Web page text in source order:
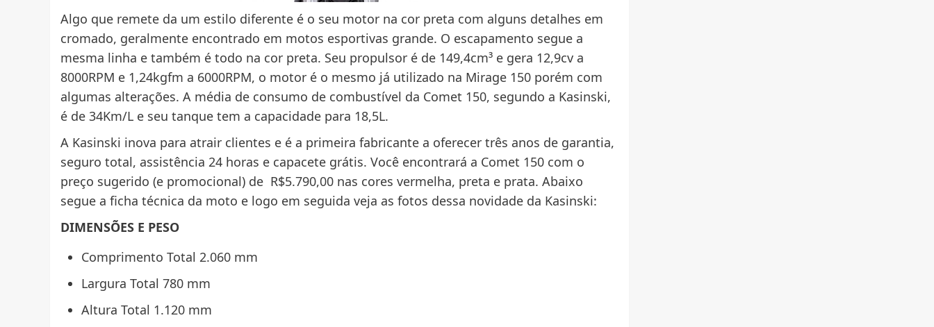
Algo que remete da um estilo diferente é o seu motor na cor preta com alguns detalhes em
cromado, geralmente encontrado em motos esportivas grande. O escapamento segue a
mesma linha e também é todo na cor preta. Seu propulsor é de 149,4cm³ e gera 12,9cv a
8000RPM e 1,24kgfm a 6000RPM, o motor é o mesmo já utilizado na Mirage 150 porém com
algumas alterações. A média de consumo de combustível da Comet 150, segundo a Kasinski,
é de 34Km/L e seu tanque tem a capacidade para 18,5L.
A Kasinski inova para atrair clientes e é a primeira fabricante a oferecer três anos de garantia,
seguro total, assistência 24 horas e capacete grátis. Você encontrará a Comet 150 com o
preço sugerido (e promocional) de R$5.790,00 nas cores vermelha, preta e prata. Abaixo
segue a ficha técnica da moto e logo em seguida veja as fotos dessa novidade da Kasinski:
DIMENSÕES E PESO
Comprimento Total 2.060 mm
Largura Total 780 mm
Altura Total 1.120 mm